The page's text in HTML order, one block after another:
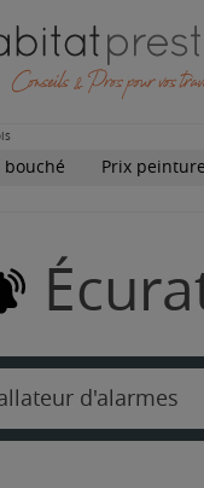
bouché Prix
d'alarmes